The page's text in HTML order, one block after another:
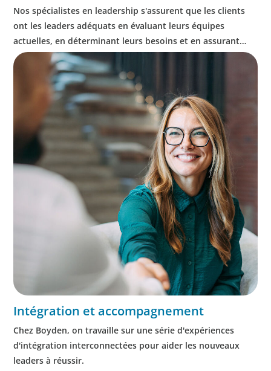
Nos spécialistes en leadership s'assurent que les clients
ont les leaders adéquats en évaluant leurs équipes
actuelles, en déterminant leurs besoins et en assurant
l'acquisition, le développement, l'alignement et la
succession des talents.
Intégration et accompagnement
Chez Boyden, on travaille sur une série d'expériences
d'intégration interconnectées pour aider les nouveaux
leaders à réussir.